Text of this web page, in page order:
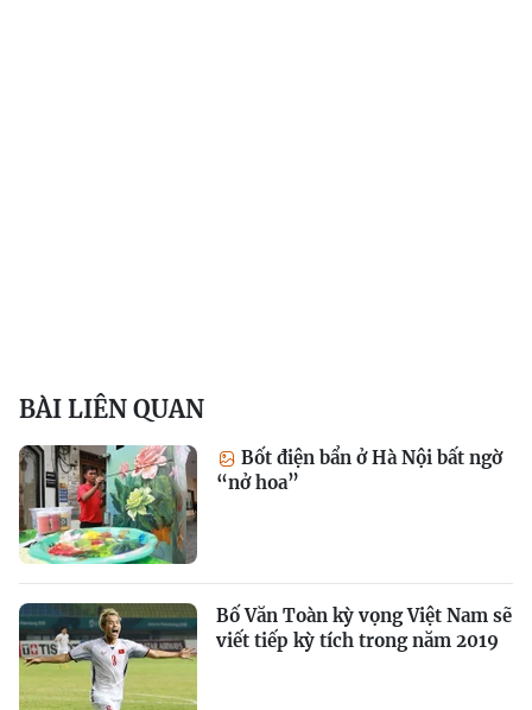
BÀI LIÊN QUAN
Bốt điện bẩn ở Hà Nội bất ngờ
“nở hoa”
Bố Văn Toàn kỳ vọng Việt Nam sẽ
viết tiếp kỳ tích trong năm 2019